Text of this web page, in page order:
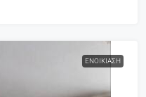
ΕΝΟΙΚΊΑΣΗ